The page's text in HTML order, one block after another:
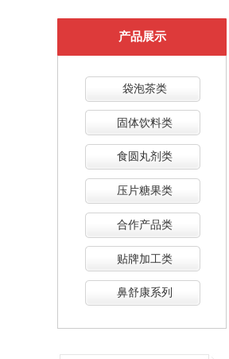
产品展示
袋泡茶类
固体饮料类
食圆丸剂类
压片糖果类
合作产品类
贴牌加工类
鼻舒康系列